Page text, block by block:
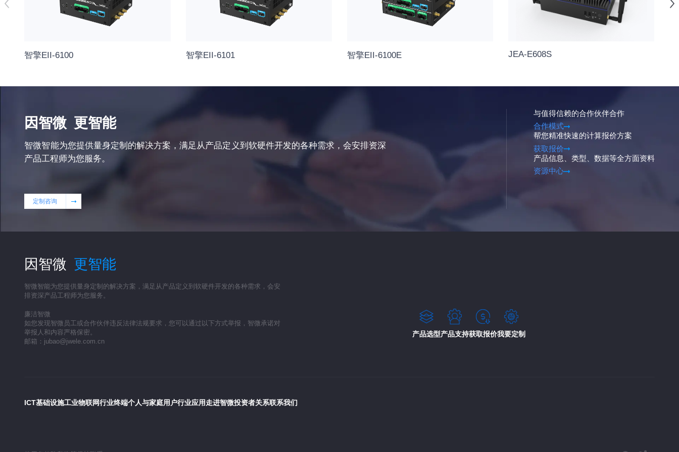
智擎EII-6100 智擎EII-6101 智擎EII-6100E JEA-E608S
因智微 更智能
智微智能为您提供量身定制的解决方案，满足从产品定义到软硬件开发的各种需求，会安排资深
产品工程师为您服务。
定制咨询
与值得信赖的合作伙伴合作
合作模式
帮您精准快速的计算报价方案
获取报价
产品信息、类型、数据等全方面资料
资源中心
因智微 更智能
智微智能为您提供量身定制的解决方案，满足从产品定义到软硬件开发的各种需求，会安
排资深产品工程师为您服务。
廉洁智微
如您发现智微员工或合作伙伴违反法律法规要求，您可以通过以下方式举报，智微承诺对
举报人和内容严格保密。
邮箱：jubao@jwele.com.cn
产品选型产品支持获取报价我要定制
ICT基础设施工业物联网行业终端个人与家庭用户行业应用走进智微投资者关系联系我们